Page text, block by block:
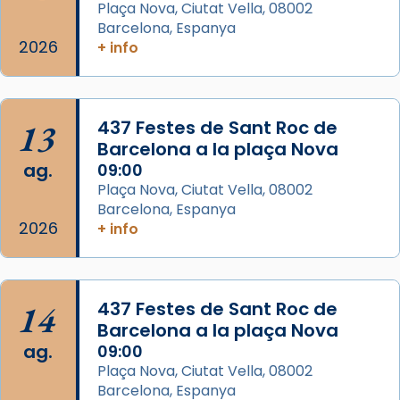
Arquebisbat de Barcelona
2 weeks ago
Aquest dilluns, 27 de juliol, ha tingut lloc la
missa d’acció de gràcies en agraïment al
comitè organitzador de la visita apostòlica
del Sant Pare Lleó XIV a Barcelona, i als
col·laboradors, a la Catedral de Barcelona.
L’arquebisbe de Barcelona, el cardenal Joan
📸 Dr. G. Simón
Photo
View on Facebook · Share
2026
Plaça Nova, Ciutat Vella, 08002
Barcelona, Espanya
+ info
13
ag.
2026
437 Festes de Sant Roc de
Barcelona a la plaça Nova
09:00
Plaça Nova, Ciutat Vella, 08002
Barcelona, Espanya
+ info
14
ag.
437 Festes de Sant Roc de
Barcelona a la plaça Nova
09:00
Plaça Nova, Ciutat Vella, 08002
Barcelona, Espanya